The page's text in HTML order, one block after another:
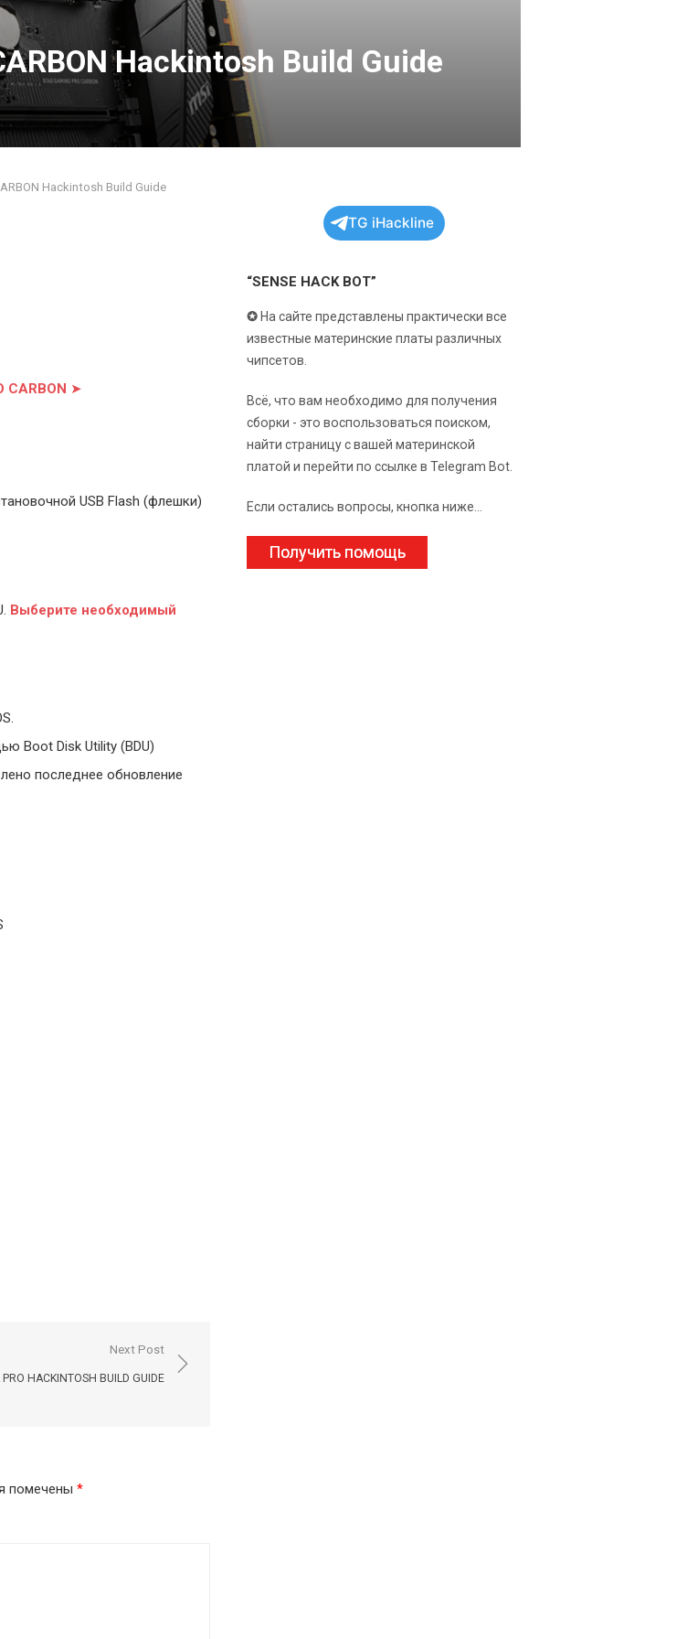
Hackintosh Build Guide
Hackintosh Build Guide
CARBON ➤
USB Flash (флешки)
Выберите необходимый
Boot Disk Utility (BDU)
последнее обновление
Next Post
HACKINTOSH BUILD GUIDE
помечены *
TG iHackline
“SENSE HACK BOT”
✪ На сайте представлены практически все
известные материнские платы различных
чипсетов.
Всё, что вам необходимо для получения
сборки - это воспользоваться поиском,
найти страницу с вашей материнской
платой и перейти по ссылке в Telegram Bot.
Если остались вопросы, кнопка ниже...
Получить помощь